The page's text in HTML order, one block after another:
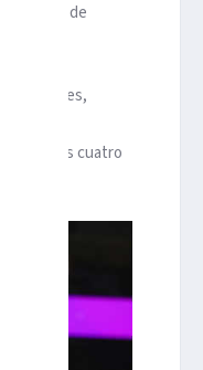
anillos de
triples,
incluidos cuatro